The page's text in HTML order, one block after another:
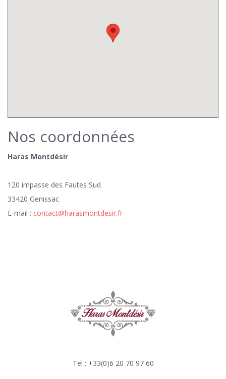
Nos coordonnées
Haras Montdésir
120 impasse des Fautes Sud
33420 Genissac
E-mail : contact@harasmontdesir.fr
Tel : +33(0)6 20 70 97 60